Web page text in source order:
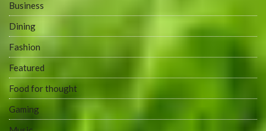
Business
Dining
Fashion
Featured
Food for thought
Gaming